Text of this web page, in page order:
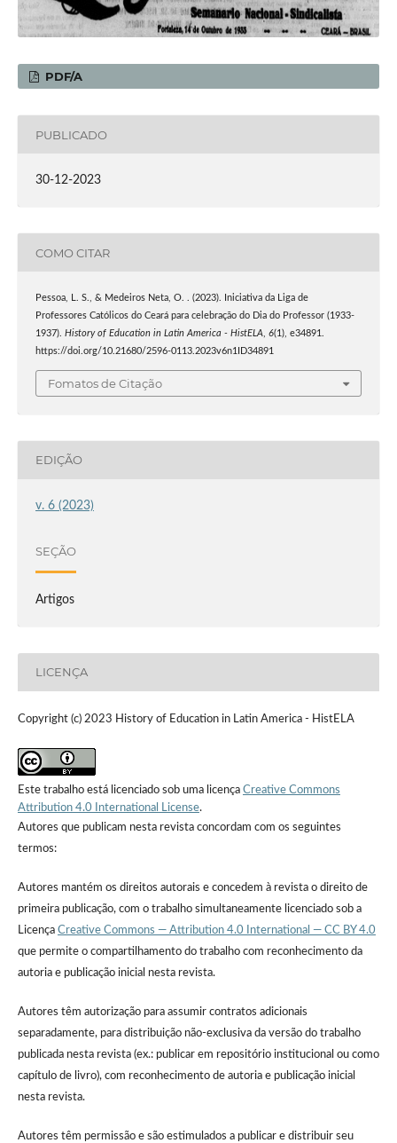
PDF/A
PUBLICADO
30-12-2023
COMO CITAR
Pessoa, L. S., & Medeiros Neta, O. . (2023). Iniciativa da Liga de
Professores Católicos do Ceará para celebração do Dia do Professor (1933-
1937). History of Education in Latin America - HistELA, 6(1), e34891.
https://doi.org/10.21680/2596-0113.2023v6n1ID34891
Fomatos de Citação
EDIÇÃO
v. 6 (2023)
SEÇÃO
Artigos
LICENÇA
Copyright (c) 2023 History of Education in Latin America - HistELA
Este trabalho está licenciado sob uma licença Creative Commons
Attribution 4.0 International License.
Autores que publicam nesta revista concordam com os seguintes
termos:
Autores mantém os direitos autorais e concedem à revista o direito de
primeira publicação, com o trabalho simultaneamente licenciado sob a
Licença Creative Commons — Attribution 4.0 International — CC BY 4.0
que permite o compartilhamento do trabalho com reconhecimento da
autoria e publicação inicial nesta revista.
Autores têm autorização para assumir contratos adicionais
separadamente, para distribuição não-exclusiva da versão do trabalho
publicada nesta revista (ex.: publicar em repositório institucional ou como
capítulo de livro), com reconhecimento de autoria e publicação inicial
nesta revista.
Autores têm permissão e são estimulados a publicar e distribuir seu